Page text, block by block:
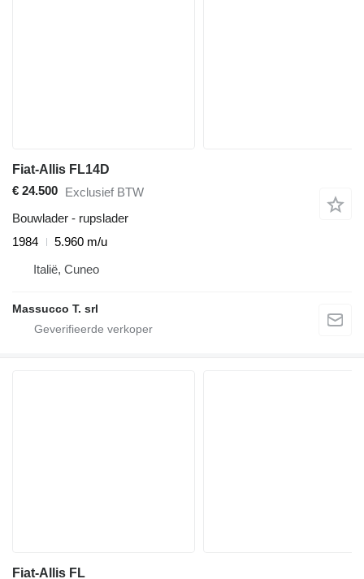
Fiat-Allis FL14D
€ 24.500 Exclusief BTW
Bouwlader - rupslader
1984
5.960 m/u
Italië, Cuneo
Massucco T. srl
Fiat-Allis FL